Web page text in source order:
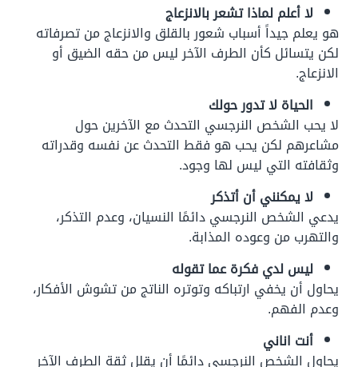
لا أعلم لماذا تشعر بالانزعاج
هو يعلم جيداً أسباب شعور بالقلق والانزعاج من تصرفاته
لكن يتسائل كأن الطرف الآخر ليس من حقه الضيق أو
الانزعاج.
الحياة لا تدور حولك
لا يحب الشخص النرجسي التحدث مع الآخرين حول
مشاعرهم لكن يحب هو فقط التحدث عن نفسه وقدراته
وثقافته التي ليس لها وجود.
لا يمكنني أن أتذكر
يدعي الشخص النرجسي دائمًا النسيان، وعدم التذكر،
والتهرب من وعوده المذابة.
ليس لدي فكرة عما تقوله
يحاول أن يخفي ارتباكه وتوتره الناتج من تشوش الأفكار،
وعدم الفهم.
أنت اناني
يحاول الشخص النرجسي دائمًا أن يقلل ثقة الطرف الآخر